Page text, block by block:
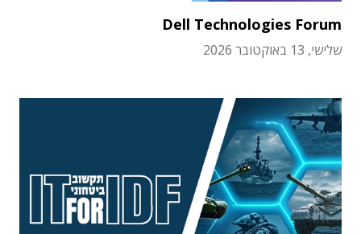
Dell Technologies Forum
שלישי, 13 באוקטובר 2026